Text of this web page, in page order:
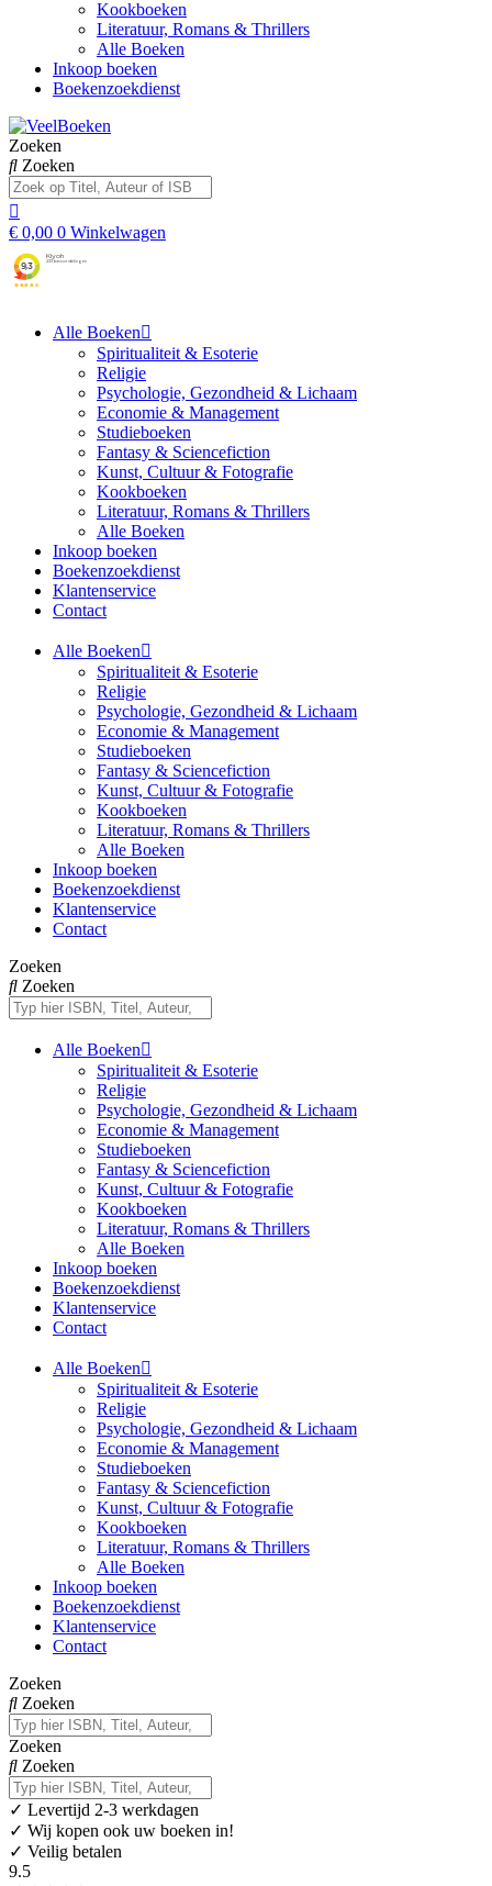
Kookboeken
Literatuur, Romans & Thrillers
Alle Boeken
Inkoop boeken
Boekenzoekdienst
Zoeken
Zoeken
€ 0,00 0 Winkelwagen
Alle Boeken
Spiritualiteit & Esoterie
Religie
Psychologie, Gezondheid & Lichaam
Economie & Management
Studieboeken
Fantasy & Sciencefiction
Kunst, Cultuur & Fotografie
Kookboeken
Literatuur, Romans & Thrillers
Alle Boeken
Inkoop boeken
Boekenzoekdienst
Klantenservice
Contact
Alle Boeken
Spiritualiteit & Esoterie
Religie
Psychologie, Gezondheid & Lichaam
Economie & Management
Studieboeken
Fantasy & Sciencefiction
Kunst, Cultuur & Fotografie
Kookboeken
Literatuur, Romans & Thrillers
Alle Boeken
Inkoop boeken
Boekenzoekdienst
Klantenservice
Contact
Zoeken
Zoeken
Alle Boeken
Spiritualiteit & Esoterie
Religie
Psychologie, Gezondheid & Lichaam
Economie & Management
Studieboeken
Fantasy & Sciencefiction
Kunst, Cultuur & Fotografie
Kookboeken
Literatuur, Romans & Thrillers
Alle Boeken
Inkoop boeken
Boekenzoekdienst
Klantenservice
Contact
Alle Boeken
Spiritualiteit & Esoterie
Religie
Psychologie, Gezondheid & Lichaam
Economie & Management
Studieboeken
Fantasy & Sciencefiction
Kunst, Cultuur & Fotografie
Kookboeken
Literatuur, Romans & Thrillers
Alle Boeken
Inkoop boeken
Boekenzoekdienst
Klantenservice
Contact
Zoeken
Zoeken
Zoeken
Zoeken
✓ Levertijd 2-3 werkdagen
✓ Wij kopen ook uw boeken in!
✓ Veilig betalen
9.5